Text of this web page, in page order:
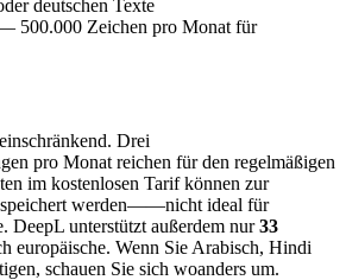
deutschen Texte
Zeichen pro Monat für
Drei
pro Monat reichen für den regelmäßigen
im kostenlosen Tarif können zur
werden——nicht ideal für
DeepL unterstützt außerdem nur33
europäische. Wenn Sie Arabisch, Hindi
schauen Sie sich woanders um.